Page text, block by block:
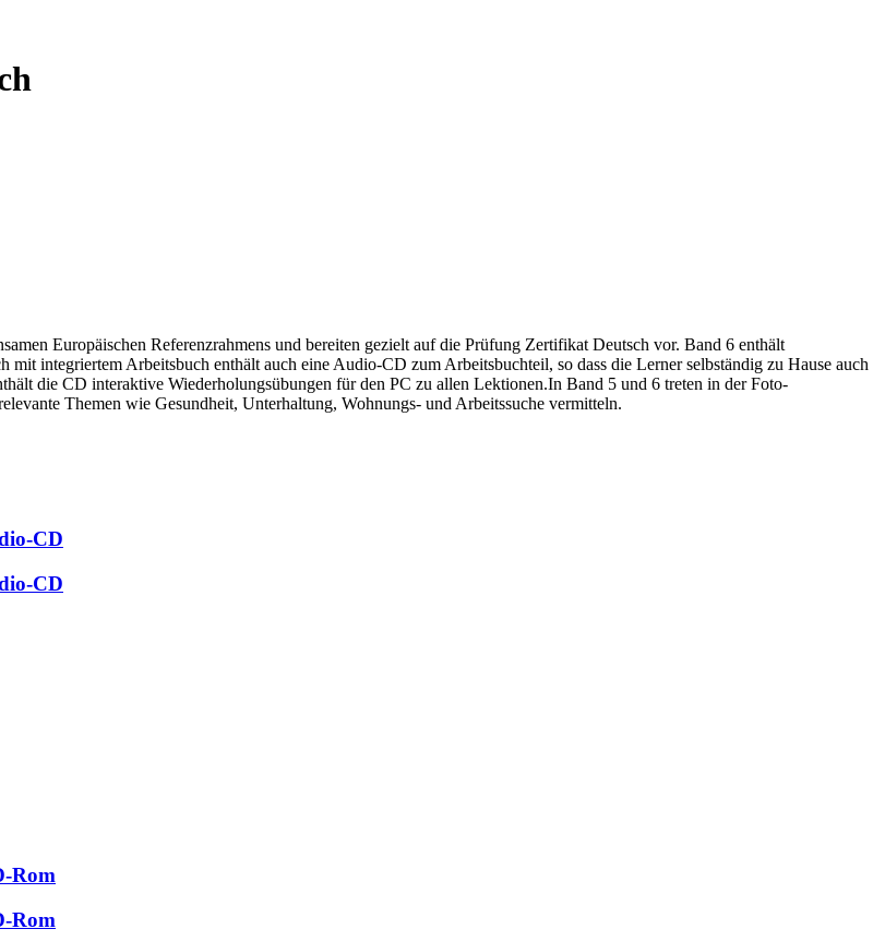
Europäischen Referenzrahmens und bereiten gezielt auf die Prüfung Zertifikat Deutsch vor. Band 6 enthält
integriertem Arbeitsbuch enthält auch eine Audio-CD zum Arbeitsbuchteil, so dass die Lerner selbständig zu Hause auch
die CD interaktive Wiederholungsübungen für den PC zu allen Lektionen.In Band 5 und 6 treten in der Foto-
Themen wie Gesundheit, Unterhaltung, Wohnungs- und Arbeitssuche vermitteln.
CD
CD
Rom
Rom